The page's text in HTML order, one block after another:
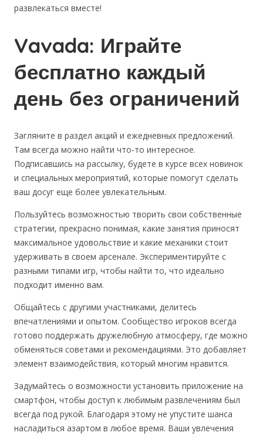
развлекаться вместе!
Vavada: Играйте
бесплатно каждый
день без ограничений
Загляните в раздел акций и ежедневных предложений.
Там всегда можно найти что-то интересное.
Подписавшись на рассылку, будете в курсе всех новинок
и специальных мероприятий, которые помогут сделать
ваш досуг еще более увлекательным.
Пользуйтесь возможностью творить свои собственные
стратегии, прекрасно понимая, какие занятия приносят
максимальное удовольствие и какие механики стоит
удерживать в своем арсенале. Экспериментируйте с
разными типами игр, чтобы найти то, что идеально
подходит именно вам.
Общайтесь с другими участниками, делитесь
впечатлениями и опытом. Сообщество игроков всегда
готово поддержать дружелюбную атмосферу, где можно
обменяться советами и рекомендациями. Это добавляет
элемент взаимодействия, который многим нравится.
Задумайтесь о возможности установить приложение на
смартфон, чтобы доступ к любимым развлечениям был
всегда под рукой. Благодаря этому не упустите шанса
насладиться азартом в любое время. Ваши увлечения